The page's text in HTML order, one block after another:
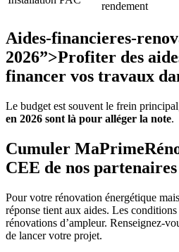
rendement
Aides-financieres-
2026”>Profiter des
financer vos travaux
Le budget est souvent le frein
en 2026 sont là pour alléger la note.
Cumuler
CEE de nos partenaires
Pour votre rénovation énergétique
réponse tient aux aides. Les
rénovations d’ampleur. Renseignez-
de lancer votre projet.